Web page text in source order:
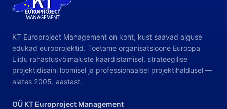
KT Europroject Management on koht, kust saavad alguse
edukad europrojektid. Toetame organisatsioone Euroopa
Liidu rahastusvõimaluste kaardistamisel, strateegilise
projektidisaini loomisel ja professionaalsel projektihaldusel —
alates 2005. aastast.
OÜ KT Europroject Management